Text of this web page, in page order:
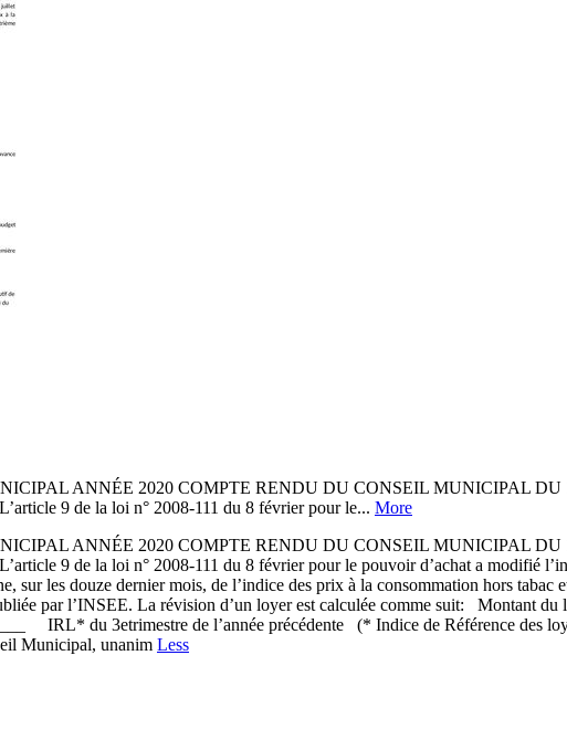
ANNÉE 2020 COMPTE RENDU DU CONSEIL MUNICIPAL DU
9 de la loi n° 2008-111 du 8 février pour le... More
ANNÉE 2020 COMPTE RENDU DU CONSEIL MUNICIPAL DU
9 de la loi n° 2008-111 du 8 février pour le pouvoir d’achat a modifié
sur les douze dernier mois, de l’indice des prix à la consommation hors
par l’INSEE. La révision d’un loyer est calculée comme suit: Montant
IRL* du 3etrimestre de l’année précédente (* Indice de Référence des
Municipal, unanim Less